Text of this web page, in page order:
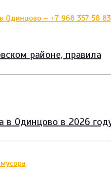
районе, правила
в Одинцово в 2026